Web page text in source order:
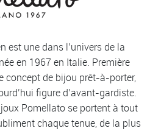
est une dans l’univers de la
en 1967 en Italie. Première
concept de bijou prêt-à-porter,
figure d’avant-gardiste.
Pomellato se portent à tout
chaque tenue, de la plus